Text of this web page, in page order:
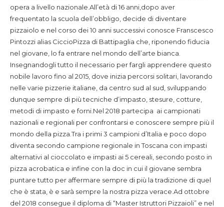
opera a livello nazionale.All’età di 16 anni,dopo aver
frequentato la scuola dell’obbligo, decide di diventare
pizzaiolo e nel corso dei 10 anni successivi conosce Franscesco
Pintozzi alias CiccioPizza di Battipaglia che, riponendo fiducia
nel giovane, lo fa entrare nel mondo dell’arte bianca.
Insegnandogli tutto il necessario per fargli apprendere questo
nobile lavoro fino al 2015, dove inizia percorsi solitari, lavorando
nelle varie pizzerie italiane, da centro sud al sud, sviluppando
dunque sempre di più tecniche d’impasto, stesure, cotture,
metodi di impasto e forni.Nel 2018 partecipa ai campionati
nazionali e regionali per confrontarsi e conoscere sempre più il
mondo della pizza.Tra i primi 3 campioni d’Italia e poco dopo
diventa secondo campione regionale in Toscana con impasti
alternativi al cioccolato e impasti ai 5 cereali, secondo posto in
pizza acrobatica e infine con la doc in cui il giovane sembra
puntare tutto per affermare sempre di più la tradizione di quel
che è stata, è e sarà sempre la nostra pizza verace.Ad ottobre
del 2018 consegue il diploma di “Master Istruttori Pizzaioli” e nel